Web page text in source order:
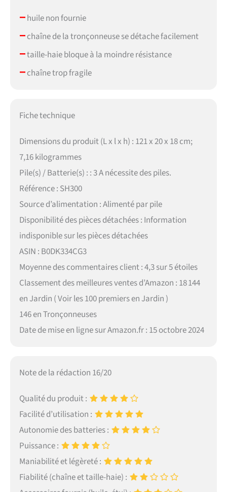
–huile non fournie
–chaîne de la tronçonneuse se détache facilement
–taille-haie bloque à la moindre résistance
–chaîne trop fragile
Fiche technique
Dimensions du produit (L x l x h) : 121 x 20 x 18 cm;
7,16 kilogrammes
Pile(s) / Batterie(s) : : 3 A nécessite des piles.
Référence : SH300
Source d’alimentation : Alimenté par pile
Disponibilité des pièces détachées : Information
indisponible sur les pièces détachées
ASIN : B0DK334CG3
Moyenne des commentaires client : 4,3 sur 5 étoiles
Classement des meilleures ventes d’Amazon : 18 144
en Jardin ( Voir les 100 premiers en Jardin )
146 en Tronçonneuses
Date de mise en ligne sur Amazon.fr : 15 octobre 2024
Note de la rédaction 16/20
Qualité du produit :
Facilité d’utilisation :
Autonomie des batteries :
Puissance :
Maniabilité et légèreté :
Fiabilité (chaîne et taille-haie) :